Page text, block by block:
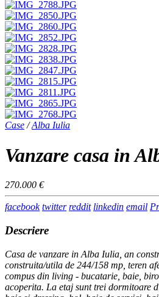
Case/Alba Iulia
Vanzare casa in
270.000 €
facebook twitter reddit linkedin email
Descriere
Casa de vanzare in Alba Iulia, an
construita/utila de 244/158 mp, teren
compus din living - bucatarie, baie,
acoperita. La etaj sunt trei dormitoare